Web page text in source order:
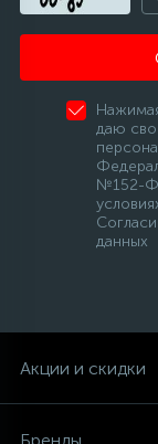
даю
№152-
данных
Акции и скидки